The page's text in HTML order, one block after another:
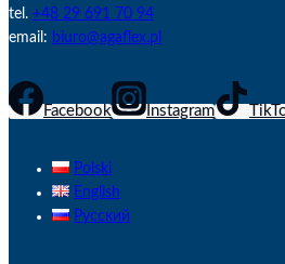
tel. +48 29 691 70 94
email: biuro@agaflex.pl
Facebook Instagram
Polski
English
Русский